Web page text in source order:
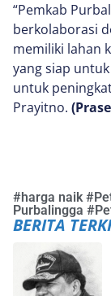
“Pemkab
berkolaborasi
memiliki lahan
yang siap
untuk
Prayitno.
#harga naik#
Purbalingga #
BERITA